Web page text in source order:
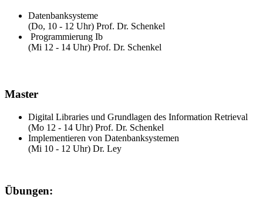
Datenbanksysteme
(Do, 10 - 12 Uhr) Prof. Dr. Schenkel
Programmierung Ib
(Mi 12 - 14 Uhr) Prof. Dr. Schenkel
Master
Digital Libraries und Grundlagen des Information Retrieval
(Mo 12 - 14 Uhr) Prof. Dr. Schenkel
Implementieren von Datenbanksystemen
(Mi 10 - 12 Uhr) Dr. Ley
Übungen: